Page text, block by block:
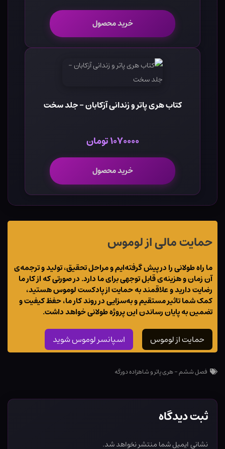
خرید محصول
کتاب هری پاتر و زندانی آزکابان - جلد سخت
۱۰۷۰۰۰۰ تومان
خرید محصول
حمایت مالی از لوموس
ما راه طولانی را در پیش گرفته‌ایم و مراحل تحقیق، تولید و ترجمه‌ی
آن زمان و هزینه‌ی قابل توجهی برای ما دارد. در صورتی که از کار ما
رضایت دارید و علاقمند به حمایت از پادکست لوموس هستید،
کمک شما تاثیر مستقیم و به‌سزایی در روند کار ما، حفظ کیفیت و
تضمین به پایان رساندن این پروژه طولانی خواهد داشت.
حمایت از لوموس اسپانسر لوموس شوید
فصل ششم - هری پاتر و شاهزاده دورگه
ثبت دیدگاه
نشانی ایمیل شما منتشر نخواهد شد.